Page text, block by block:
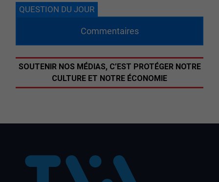
QUESTION DU JOUR
Commentaires
SOUTENIR NOS MÉDIAS, C’EST PROTÉGER NOTRE
CULTURE ET NOTRE ÉCONOMIE